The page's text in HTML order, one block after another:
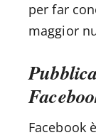
per far
maggior
Facebook